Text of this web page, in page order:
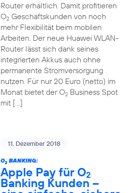
Router erhältlich. Damit profitieren
O2Geschäftskunden von noch
mehr Flexibilität beim mobilen
Arbeiten. Der neue Huawei WLAN-
Router lässt sich dank seines
integrierten Akkus auch ohne
permanente Stromversorgung
nutzen. Für nur 20 Euro (netto) im
Monat bietet der O2Business Spot
mit […]
11. Dezember 2018
O2BANKING:
Apple Pay für O2
Banking Kunden –